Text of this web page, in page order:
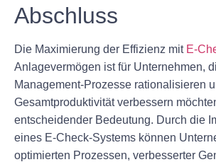
Abschluss
Die Maximierung der Effizienz mit E-
Anlagevermögen ist für Unternehmen,
Management-Prozesse rationalisieren
Gesamtproduktivität verbessern
entscheidender Bedeutung. Durch die
eines E-Check-Systems können
optimierten Prozessen, verbesserter